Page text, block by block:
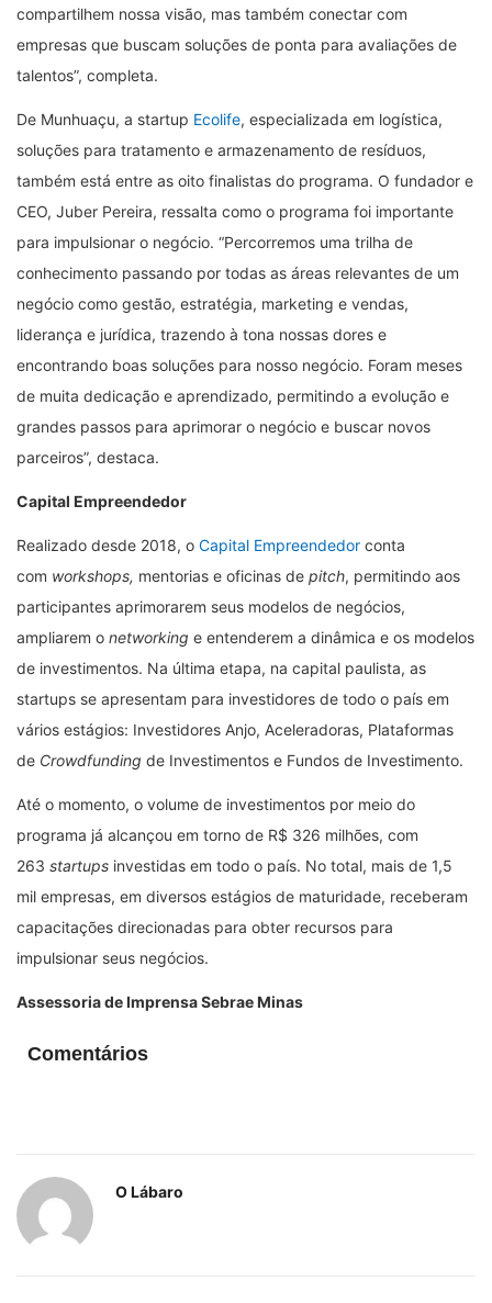
compartilhem nossa visão, mas também conectar com
empresas que buscam soluções de ponta para avaliações de
talentos”, completa.
De Munhuaçu, a startup Ecolife, especializada em logística,
soluções para tratamento e armazenamento de resíduos,
também está entre as oito finalistas do programa. O fundador e
CEO, Juber Pereira, ressalta como o programa foi importante
para impulsionar o negócio. “Percorremos uma trilha de
conhecimento passando por todas as áreas relevantes de um
negócio como gestão, estratégia, marketing e vendas,
liderança e jurídica, trazendo à tona nossas dores e
encontrando boas soluções para nosso negócio. Foram meses
de muita dedicação e aprendizado, permitindo a evolução e
grandes passos para aprimorar o negócio e buscar novos
parceiros”, destaca.
Capital Empreendedor
Realizado desde 2018, o Capital Empreendedor conta
com workshops, mentorias e oficinas de pitch, permitindo aos
participantes aprimorarem seus modelos de negócios,
ampliarem o networking e entenderem a dinâmica e os modelos
de investimentos. Na última etapa, na capital paulista, as
startups se apresentam para investidores de todo o país em
vários estágios: Investidores Anjo, Aceleradoras, Plataformas
de Crowdfunding de Investimentos e Fundos de Investimento.
Até o momento, o volume de investimentos por meio do
programa já alcançou em torno de R$ 326 milhões, com
263 startups investidas em todo o país. No total, mais de 1,5
mil empresas, em diversos estágios de maturidade, receberam
capacitações direcionadas para obter recursos para
impulsionar seus negócios.
Assessoria de Imprensa Sebrae Minas
Comentários
O Lábaro